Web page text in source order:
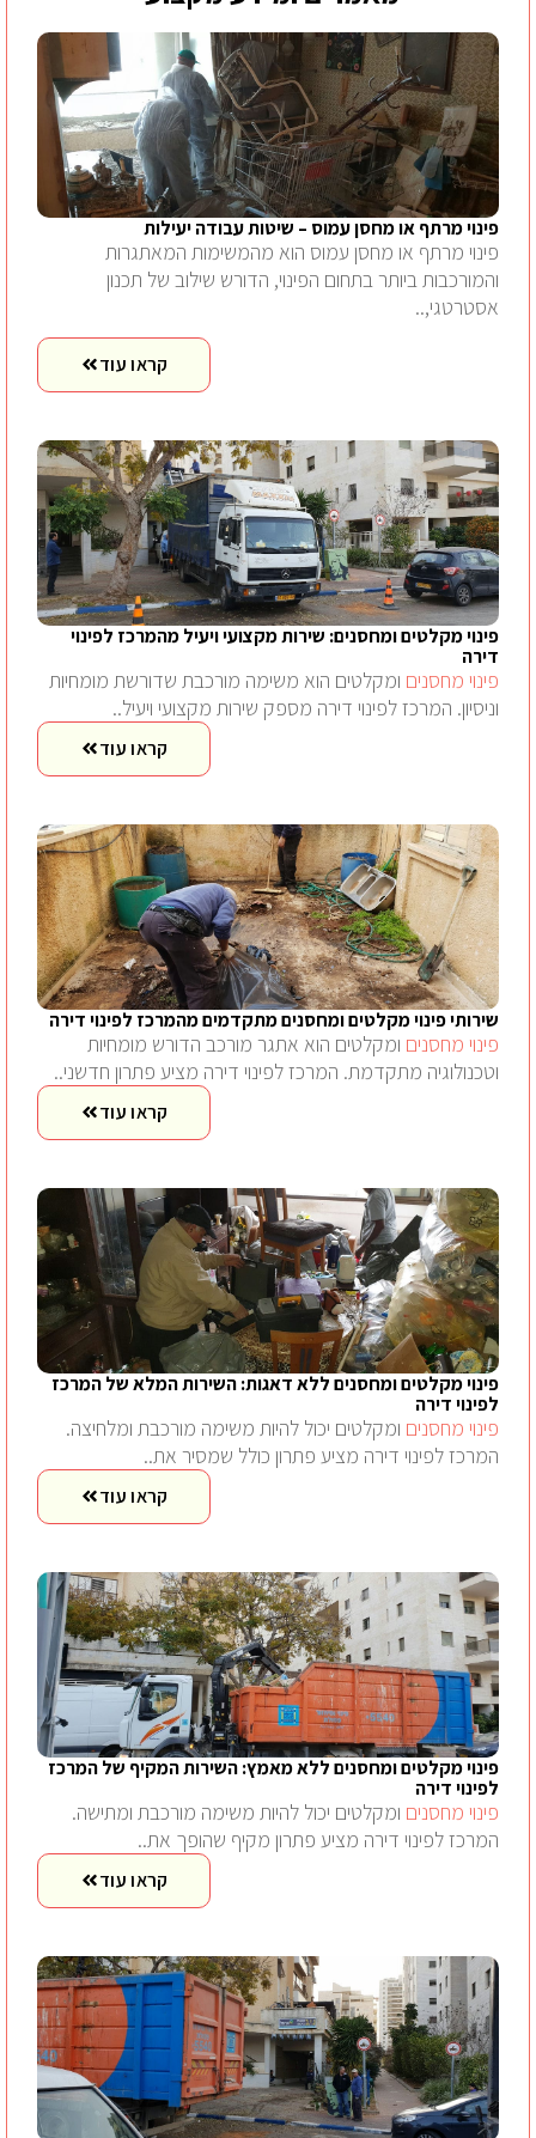
פינוי מרתף או מחסן עמוס – שיטות עבודה יעילות
פינוי מרתף או מחסן עמוס הוא מהמשימות המאתגרות
והמורכבות ביותר בתחום הפינוי, הדורש שילוב של תכנון
אסטרטגי,..
קראו עוד
פינוי מקלטים ומחסנים: שירות מקצועי ויעיל מהמרכז לפינוי
דירה
פינוי מחסנים ומקלטים הוא משימה מורכבת שדורשת מומחיות
וניסיון. המרכז לפינוי דירה מספק שירות מקצועי ויעיל..
קראו עוד
שירותי פינוי מקלטים ומחסנים מתקדמים מהמרכז לפינוי דירה
פינוי מחסנים ומקלטים הוא אתגר מורכב הדורש מומחיות
וטכנולוגיה מתקדמת. המרכז לפינוי דירה מציע פתרון חדשני..
קראו עוד
פינוי מקלטים ומחסנים ללא דאגות: השירות המלא של המרכז
לפינוי דירה
פינוי מחסנים ומקלטים יכול להיות משימה מורכבת ומלחיצה.
המרכז לפינוי דירה מציע פתרון כולל שמסיר את..
קראו עוד
פינוי מקלטים ומחסנים ללא מאמץ: השירות המקיף של המרכז
לפינוי דירה
פינוי מחסנים ומקלטים יכול להיות משימה מורכבת ומתישה.
המרכז לפינוי דירה מציע פתרון מקיף שהופך את..
קראו עוד